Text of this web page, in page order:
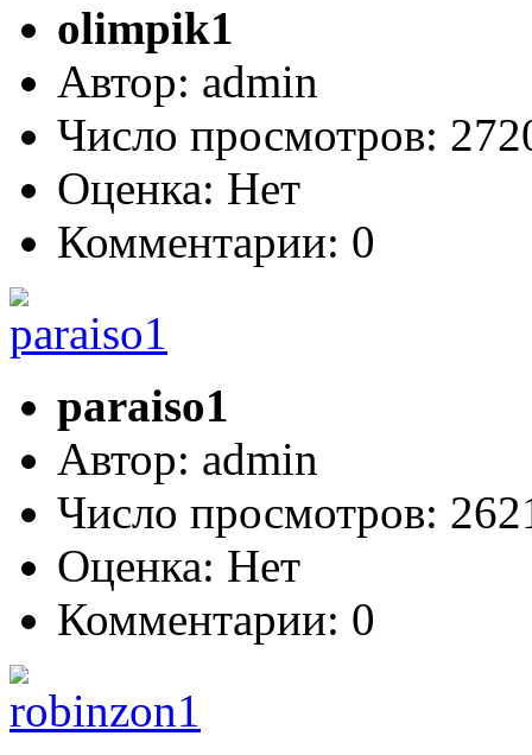
olimpik1
Автор: admin
Число просмотров:
Оценка: Нет
Комментарии: 0
paraiso1
Автор: admin
Число просмотров:
Оценка: Нет
Комментарии: 0